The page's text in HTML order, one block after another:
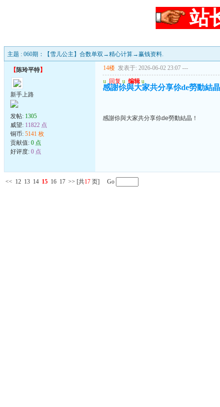
站
主题 : 060期：【雪儿公主】合数单双→精心计算→赢钱资料.
【 陈玲平特】
新手上路
发帖: 1305
威望: 11822 点
铜币: 5141 枚
贡献值: 0 点
好评度: 0 点
14楼 发表于: 2026-06-02 23:07 ---
u 回复 u 编辑 u
感謝伱與大家共分享伱de勞動結
感謝伱與大家共分享伱de勞動結晶！
<< 12 13 14 15 16 17 >> [共17 页] Go